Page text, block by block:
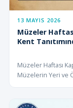
13 MAYIS 2026
Müzeler
Kent
Müzeler Haftası
Müzelerin Yeri ve